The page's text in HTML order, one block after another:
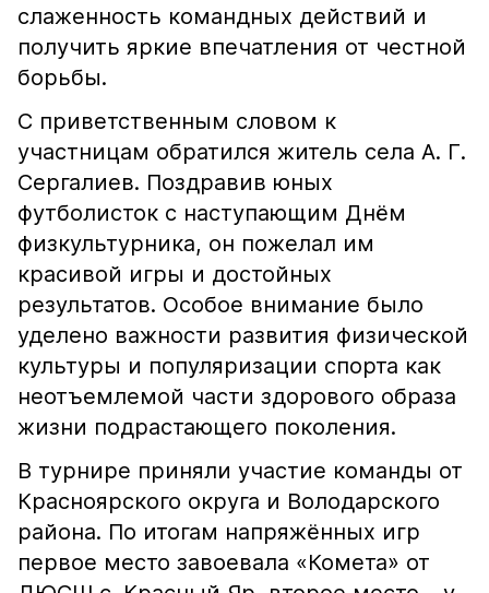
слаженность командных действий и
получить яркие впечатления от честной
борьбы.
С приветственным словом к
участницам обратился житель села А. Г.
Сергалиев. Поздравив юных
футболисток с наступающим Днём
физкультурника, он пожелал им
красивой игры и достойных
результатов. Особое внимание было
уделено важности развития физической
культуры и популяризации спорта как
неотъемлемой части здорового образа
жизни подрастающего поколения.
В турнире приняли участие команды от
Красноярского округа и Володарского
района. По итогам напряжённых игр
первое место завоевала «Комета» от